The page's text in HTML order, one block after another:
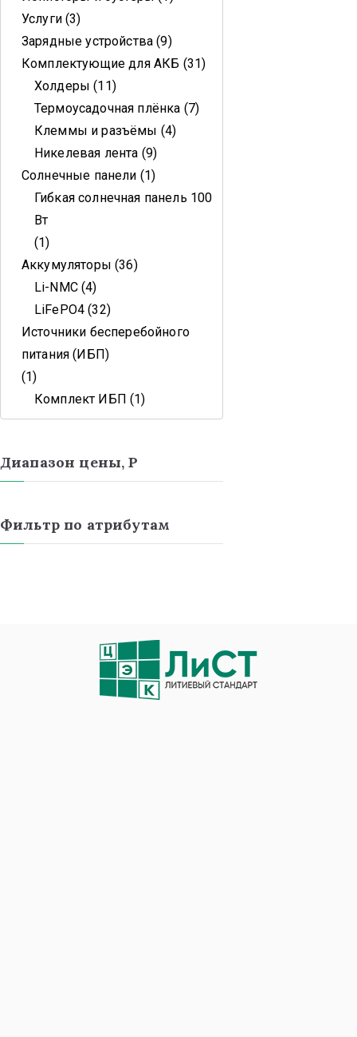
Услуги 3
Зарядные устройства 9
Комплектующие для АКБ 31
Холдеры 11
Термоусадочная плёнка 7
Клеммы и разъёмы 4
Никелевая лента 9
Солнечные панели 1
Гибкая солнечная панель 100
Вт
1
Аккумуляторы 36
Li-NMC 4
LiFePO4 32
Источники бесперебойного
питания (ИБП)
1
Комплект ИБП 1
Диапазон цены, Р
Фильтр по атрибутам